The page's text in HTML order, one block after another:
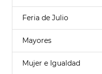
Feria de Julio
Mayores
Mujer e Igualdad